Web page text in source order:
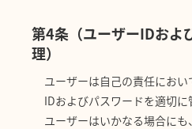
第4条（ユーザーIDおよ
理）
ユーザーは自己の責任にお
IDおよびパスワードを適切に
ユーザーはいかなる場合に